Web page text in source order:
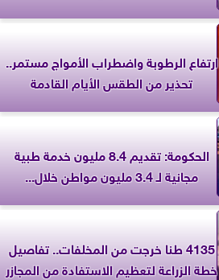
ارتفاع الرطوبة واضطراب الأمواج مستمر..
تحذير من الطقس الأيام القادمة
الحكومة: تقديم 8.4 مليون خدمة طبية
مجانية لـ 3.4 مليون مواطن خلال...
4135 طنا خرجت من المخلفات.. تفاصيل
خطة الزراعة لتعظيم الاستفادة من المجازر